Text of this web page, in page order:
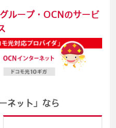
ループ・OCNのサービ
ネット」なら